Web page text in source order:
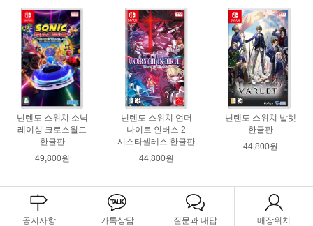
닌텐도 스위치 소닉
레이싱 크로스월드
한글판
49,800원
닌텐도 스위치 언더
나이트 인버스 2
시스타셀레스 한글판
44,800원
닌텐도 스위치 발렛
한글판
44,800원
공지사항 카톡상담 질문과 대답 매장위치